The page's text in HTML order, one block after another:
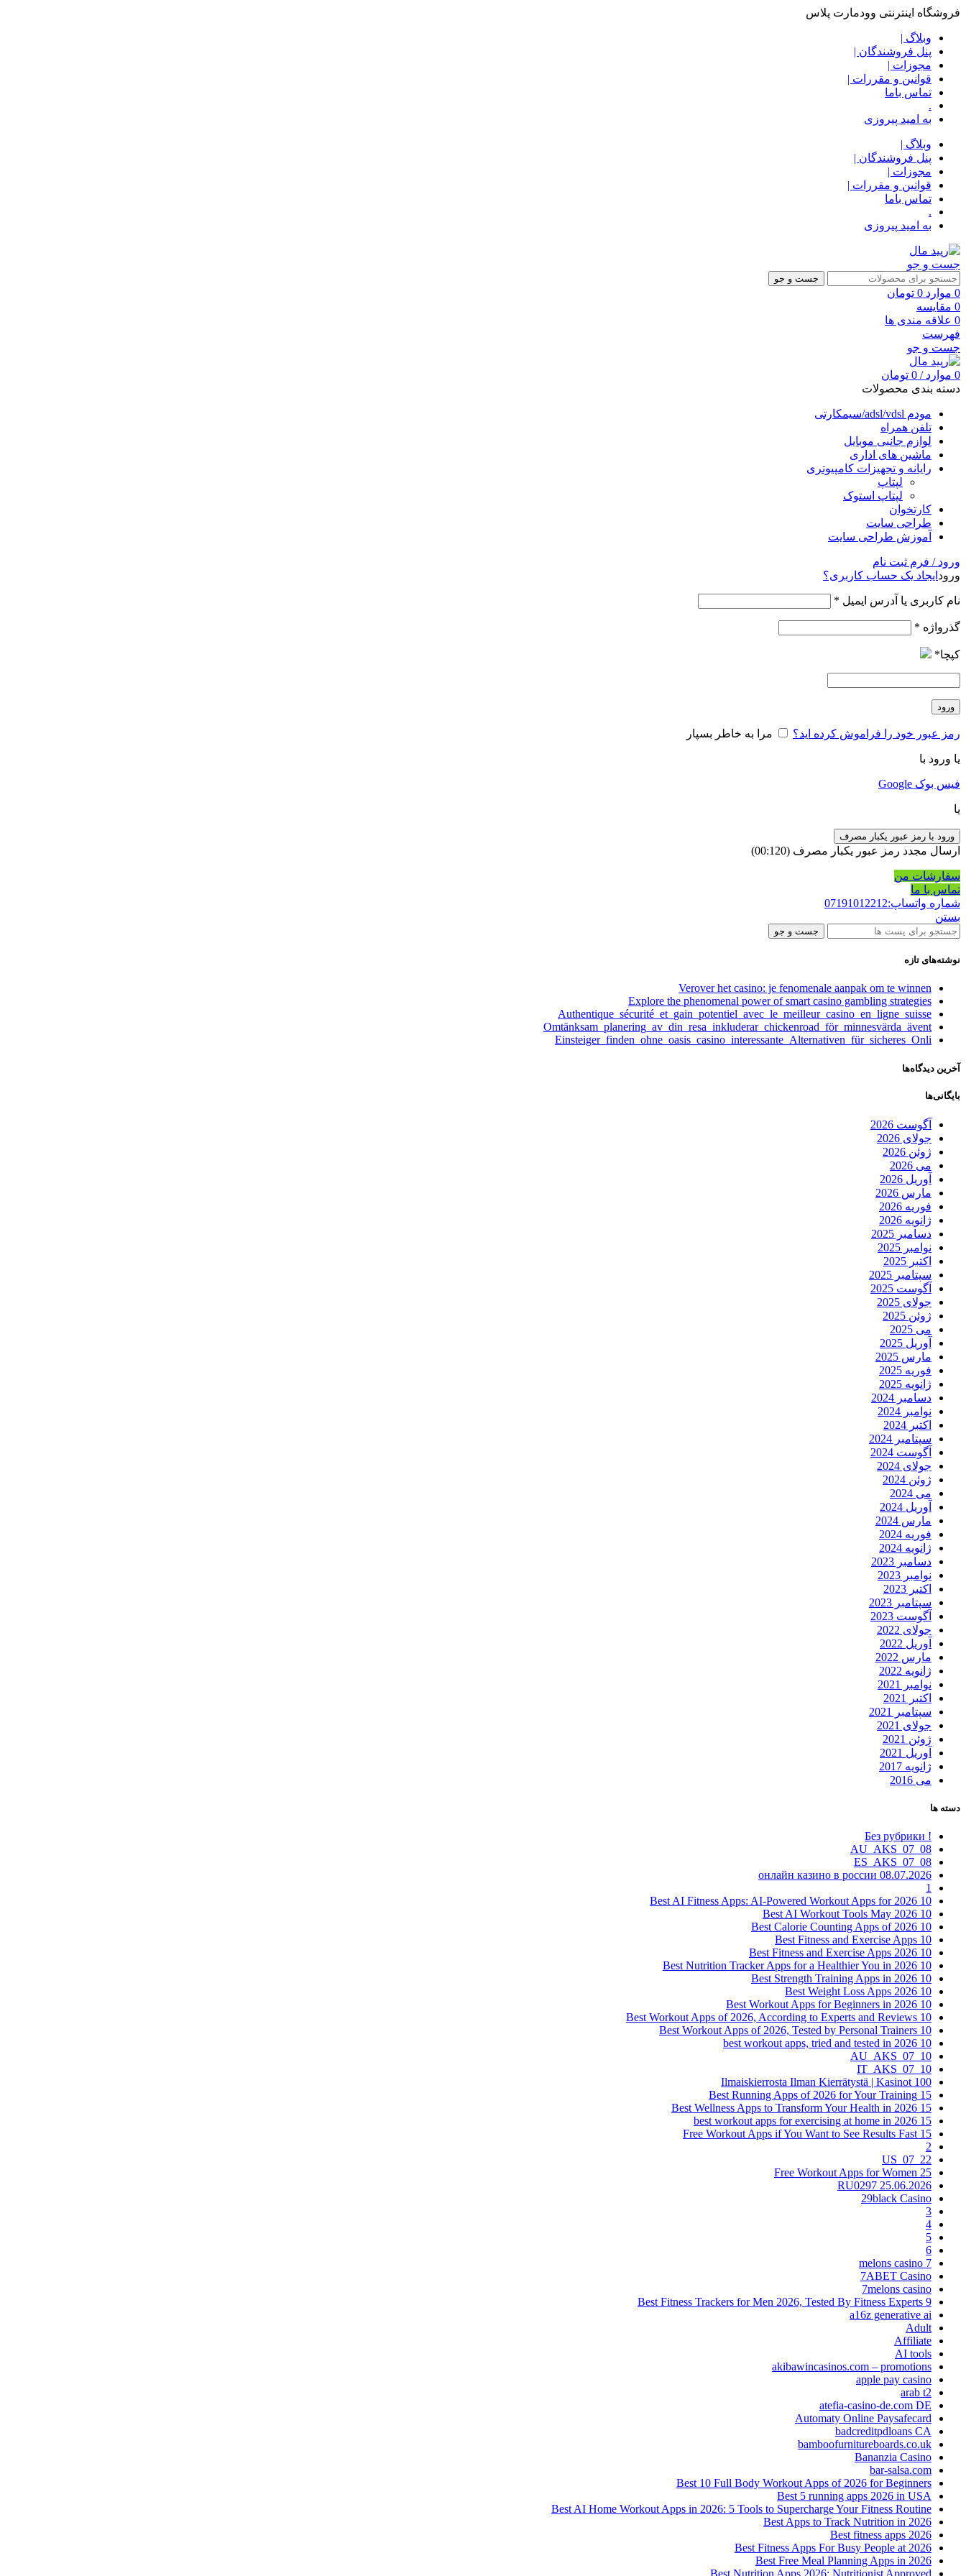
فروشگاه اینترنتی وودمارت پلاس
وبلاگ |
پنل فروشندگان |
مجوزات |
قوانین و مقررات |
تماس باما
.
به امید پیروزی
وبلاگ |
پنل فروشندگان |
مجوزات |
قوانین و مقررات |
تماس باما
.
به امید پیروزی
جست و جو
جست و جو
0 موارد 0 تومان
0 مقایسه
0 علاقه مندی ها
فهرست
جست و جو
0 موارد /
0 تومان
دسته بندی محصولات
مودم adsl/vdsl/سیمکارتی
تلفن همراه
لوازم جانبی موبایل
ماشین های اداری
رایانه و تجهیزات کامپیوتری
لپتاپ
لپتاپ استوک
کارتخوان
طراحی سایت
آموزش طراحی سایت
ورود / فرم ثبت نام
ورود ایجاد یک حساب کاربری؟
نام کاربری یا آدرس ایمیل *
گذرواژه *
کپچا*
ورود
رمز عبور خود را فراموش کرده اید؟ مرا به خاطر بسپار
یا ورود با
فیس بوک Google
یا
ورود با رمز عبور یکبار مصرف
ارسال مجدد رمز عبور یکبار مصرف (00:
120
)
سفارشات من
تماس با ما
شماره واتساپ:07191012212
بستن
جست و جو
نوشته‌های تازه
Verover het casino: je fenomenale aanpak om te winnen
Explore the phenomenal power of smart casino gambling strategies
Authentique_sécurité_et_gain_potentiel_avec_le_meilleur_casino_en_ligne_suisse
Omtänksam_planering_av_din_resa_inkluderar_chickenroad_för_minnesvärda_ävent
Einsteiger_finden_ohne_oasis_casino_interessante_Alternativen_für_sicheres_Onli
آخرین دیدگاه‌ها
بایگانی‌ها
آگوست 2026
جولای 2026
ژوئن 2026
می 2026
آوریل 2026
مارس 2026
فوریه 2026
ژانویه 2026
دسامبر 2025
نوامبر 2025
اکتبر 2025
سپتامبر 2025
آگوست 2025
جولای 2025
ژوئن 2025
می 2025
آوریل 2025
مارس 2025
فوریه 2025
ژانویه 2025
دسامبر 2024
نوامبر 2024
اکتبر 2024
سپتامبر 2024
آگوست 2024
جولای 2024
ژوئن 2024
می 2024
آوریل 2024
مارس 2024
فوریه 2024
ژانویه 2024
دسامبر 2023
نوامبر 2023
اکتبر 2023
سپتامبر 2023
آگوست 2023
جولای 2022
آوریل 2022
مارس 2022
ژانویه 2022
نوامبر 2021
اکتبر 2021
سپتامبر 2021
جولای 2021
ژوئن 2021
آوریل 2021
ژانویه 2017
می 2016
دسته ها
! Без рубрики
08_07_AU_AKS
08_07_ES_AKS
08.07.2026 онлайн казино в россии
1
10 Best AI Fitness Apps: AI-Powered Workout Apps for 2026
10 Best AI Workout Tools May 2026
10 Best Calorie Counting Apps of 2026
10 Best Fitness and Exercise Apps
10 Best Fitness and Exercise Apps 2026
10 Best Nutrition Tracker Apps for a Healthier You in 2026
10 Best Strength Training Apps in 2026
10 Best Weight Loss Apps 2026
10 Best Workout Apps for Beginners in 2026
10 Best Workout Apps of 2026, According to Experts and Reviews
10 Best Workout Apps of 2026, Tested by Personal Trainers
10 best workout apps, tried and tested in 2026
10_07_AU_AKS
10_07_IT_AKS
100 Ilmaiskierrosta Ilman Kierrätystä | Kasinot
15 Best Running Apps of 2026 for Your Training
15 Best Wellness Apps to Transform Your Health in 2026
15 best workout apps for exercising at home in 2026
15 Free Workout Apps if You Want to See Results Fast
2
22_07_US
25 Free Workout Apps for Women
25.06.2026 RU0297
29black Casino
3
4
5
6
7 melons casino
7ABET Casino
7melons casino
9 Best Fitness Trackers for Men 2026, Tested By Fitness Experts
a16z generative ai
Adult
Affiliate
AI tools
akibawincasinos.com – promotions
apple pay casino
arab t2
atefia-casino-de.com DE
Automaty Online Paysafecard
badcreditpdloans CA
bamboofurnitureboards.co.uk
Bananzia Casino
bar-salsa.com
Best 10 Full Body Workout Apps of 2026 for Beginners
Best 5 running apps 2026 in USA
Best AI Home Workout Apps in 2026: 5 Tools to Supercharge Your Fitness Routine
Best Apps to Track Nutrition in 2026
Best fitness apps 2026
Best Fitness Apps For Busy People at 2026
Best Free Meal Planning Apps in 2026